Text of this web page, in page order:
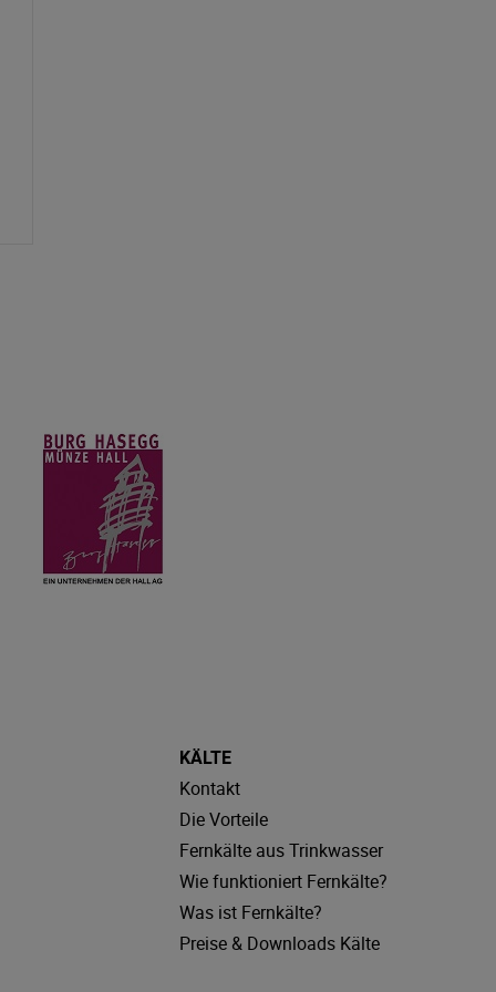
KÄLTE
Kontakt
Die Vorteile
Fernkälte aus Trinkwasser
Wie funktioniert Fernkälte?
Was ist Fernkälte?
Preise & Downloads Kälte